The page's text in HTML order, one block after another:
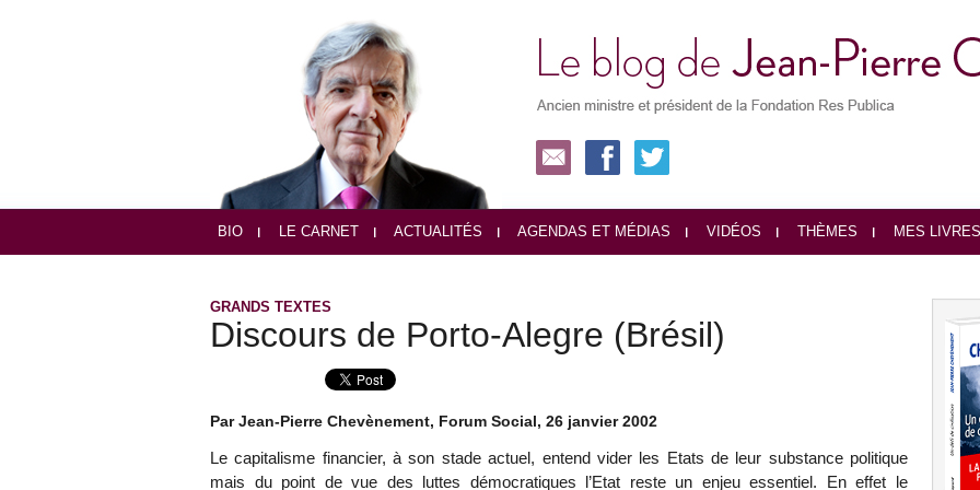
BIO LE CARNET ACTUALITÉS AGENDAS ET MÉDIAS VIDÉOS THÈMES MES LIVRES
GRANDS TEXTES
Discours de Porto-Alegre (Brésil)
Par Jean-Pierre Chevènement, Forum Social, 26 janvier 2002
Le capitalisme financier, à son stade actuel, entend vider les Etats de leur substance politique
mais du point de vue des luttes démocratiques l’Etat reste un enjeu essentiel. En effet le